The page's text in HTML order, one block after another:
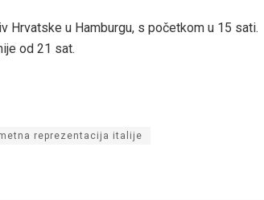
Hrvatske u Hamburgu, s početkom u 15 sati.
od 21 sat.
reprezentacija italije